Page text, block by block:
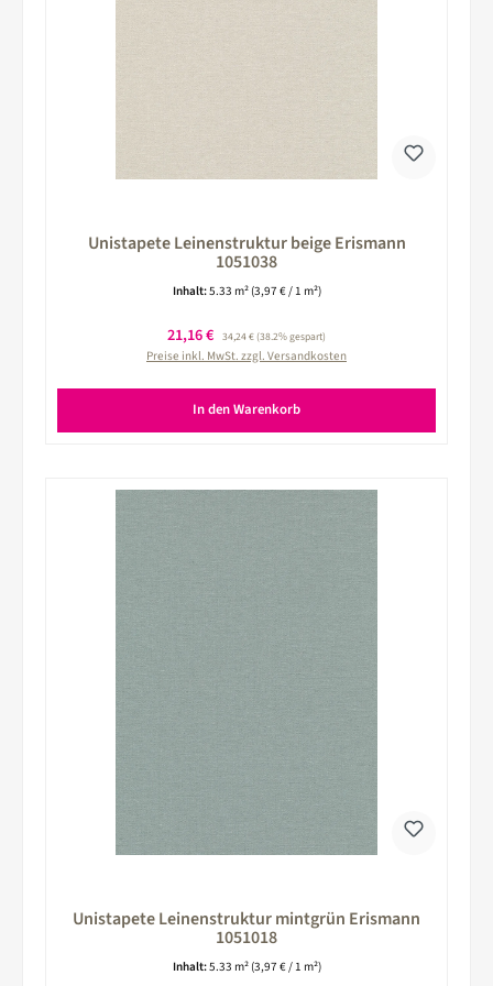
Unistapete Leinenstruktur beige Erismann
1051038
Inhalt:5.33 m² (3,97 € / 1 m²)
Verkaufspreis:
21,16 € Regulärer Preis:
34,24 €(38.2% gespart)
Preise inkl. MwSt. zzgl. Versandkosten
In den Warenkorb
Unistapete Leinenstruktur mintgrün Erismann
1051018
Inhalt:5.33 m² (3,97 € / 1 m²)